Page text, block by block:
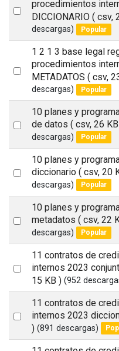
Select
item
procedimientos
DICCIONARIO ( csv,
descargas)
Popular
Select
item
1 2 1 3 base legal
procedimientos
METADATOS ( csv,
descargas)
Popular
Select
10 planes y
de datos ( csv, 26
descargas)
Popular
Select
10 planes y
diccionario ( csv, 20
descargas)
Popular
Select
10 planes y
metadatos ( csv, 22
descargas)
Popular
Select
11 contratos de
internos 2023
15 KB ) (952
Select
11 contratos de
internos 2023
) (891 descargas)